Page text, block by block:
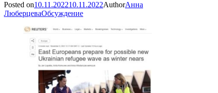
Posted on10.11.202210.11.2022AuthorАнна
ЛюберцеваОбсуждение